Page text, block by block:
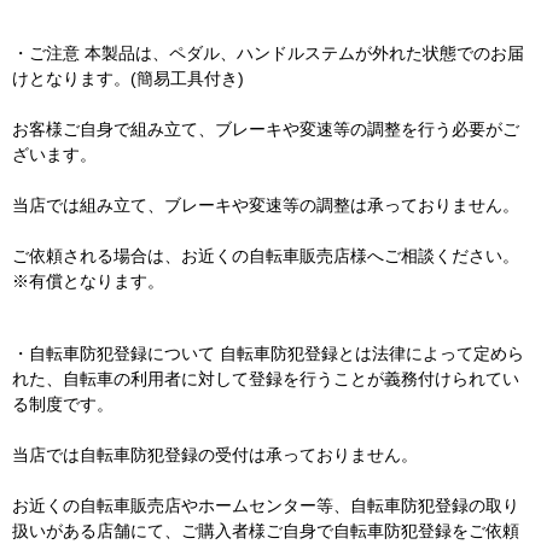
・ご注意 本製品は、ペダル、ハンドルステムが外れた状態でのお届
けとなります。(簡易工具付き)
お客様ご自身で組み立て、ブレーキや変速等の調整を行う必要がご
ざいます。
当店では組み立て、ブレーキや変速等の調整は承っておりません。
ご依頼される場合は、お近くの自転車販売店様へご相談ください。
※有償となります。
・自転車防犯登録について 自転車防犯登録とは法律によって定めら
れた、自転車の利用者に対して登録を行うことが義務付けられてい
る制度です。
当店では自転車防犯登録の受付は承っておりません。
お近くの自転車販売店やホームセンター等、自転車防犯登録の取り
扱いがある店舗にて、ご購入者様ご自身で自転車防犯登録をご依頼